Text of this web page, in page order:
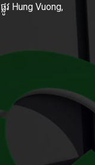
វ Hung Vuong,